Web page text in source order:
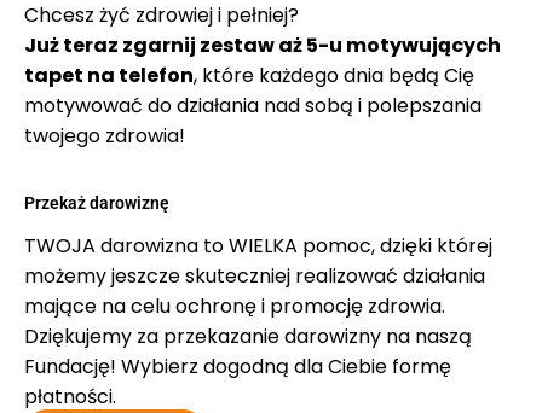
Chcesz żyć zdrowiej i pełniej?
Już teraz zgarnij zestaw aż 5-u motywujących
tapet na telefon, które każdego dnia będą Cię
motywować do działania nad sobą i polepszania
twojego zdrowia!
Przekaż darowiznę
TWOJA darowizna to WIELKA pomoc, dzięki której
możemy jeszcze skuteczniej realizować działania
mające na celu ochronę i promocję zdrowia.
Dziękujemy za przekazanie darowizny na naszą
Fundację! Wybierz dogodną dla Ciebie formę
płatności.